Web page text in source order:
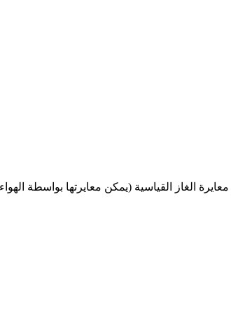
المعمول بها هي 0 ℃～ 900 ℃. بشكل عام ، لا يلزم معايرة الغاز